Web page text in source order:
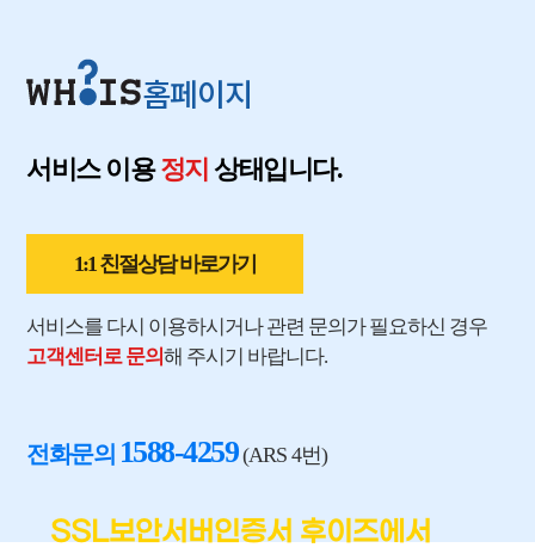
홈페이지
서비스 이용정지 상태입니다.
1:1 친절상담 바로가기
서비스를 다시 이용하시거나 관련 문의가 필요하신 경우
고객센터로 문의해 주시기 바랍니다.
전화문의 1588-4259(ARS 4번)
SSL보안서버인증서 후이즈에서